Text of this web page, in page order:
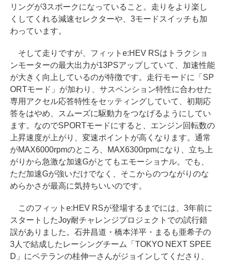
リングが3スポークになっていること。走りをより楽し
くしてくれる減速セレクターや、3モードスイッチも加
わっています。
そして走りですが、フィットe:HEV RSはトラクショ
ンモーターの最大出力が13PSアップしていて、加速性能
が大きく向上しているのが特徴です。走行モードに「SP
ORTモード」が加わり、サスペンション特性に合わせた
専用アクセル応答特性をセッティングしていて、初期応
答をはやめ、スムーズに駆動力をつなげるようにしてい
ます。なのでSPORTモードにすると、エンジン回転数の
上昇速度が上がり、変速ポイントが高くなります。通常
がMAX6000rpmのところ、MAX6300rpmになり、立ち上
がりから急激な加速Gがとてもエモーショナル。でも、
ただ加速Gが強いだけでなく、そこからのつながりのな
めらかさが最高に気持ちいいのです。
このフィットe:HEV RSが登場するまでには、3年前に
スタートしたJoy耐チャレンジプロジェクトでの試行錯
誤がありました。石井昌道・橋本洋平・まるも亜希子の
3人で結成したレーシングチーム「TOKYO NEXT SPEE
D」にベテランの桂伸一さんがジョインしてくださり、